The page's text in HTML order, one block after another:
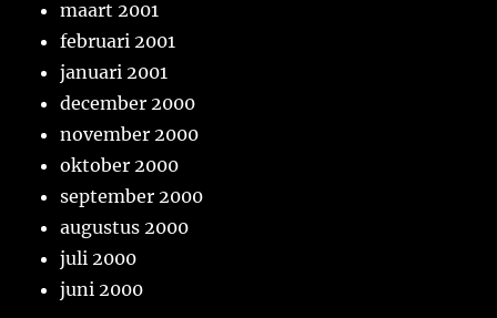
maart 2001
februari 2001
januari 2001
december 2000
november 2000
oktober 2000
september 2000
augustus 2000
juli 2000
juni 2000